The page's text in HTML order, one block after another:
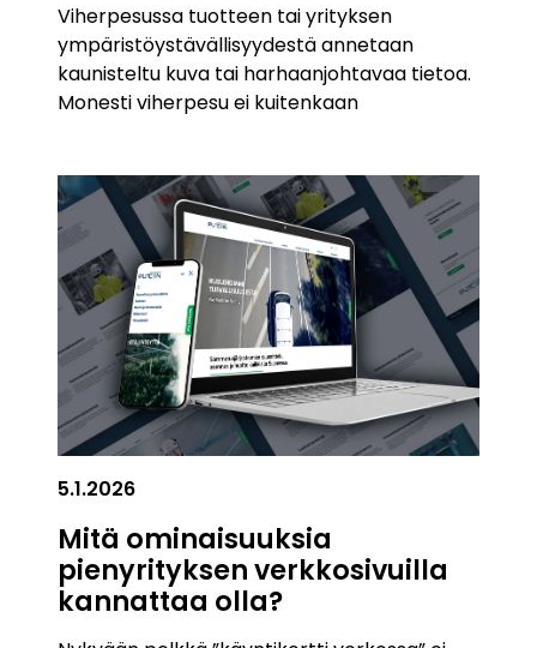
Viherpesussa tuotteen tai yrityksen
ympäristöystävällisyydestä annetaan
kaunisteltu kuva tai harhaanjohtavaa tietoa.
Monesti viherpesu ei kuitenkaan
5.1.2026
Mitä ominaisuuksia
pienyrityksen verkkosivuilla
kannattaa olla?